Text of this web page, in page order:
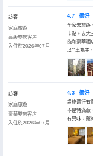
訪客
家庭旅遊
高級雙床客房
入住於2026年07月
4.7 很好
全家去旅遊
卡點。去大
能和豪華酒
以**車為主
訪客
家庭旅遊
豪華雙床客房
入住於2026年07月
4.3 很好
設施還行有
不是特滿意
有異味，薰